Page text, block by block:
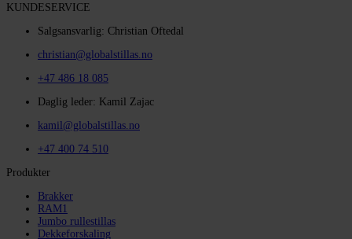
KUNDESERVICE
Salgsansvarlig: Christian Oftedal
christian@globalstillas.no
+47 486 18 085
Daglig leder: Kamil Zajac
kamil@globalstillas.no
+47 400 74 510
Produkter
Brakker
RAM1
Jumbo rullestillas
Dekkeforskaling